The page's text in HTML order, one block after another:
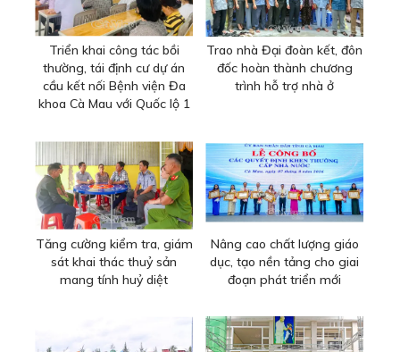
Triển khai công tác bồi
thường, tái định cư dự án
cầu kết nối Bệnh viện Đa
khoa Cà Mau với Quốc lộ 1
Trao nhà Đại đoàn kết, đôn
đốc hoàn thành chương
trình hỗ trợ nhà ở
Tăng cường kiểm tra, giám
sát khai thác thuỷ sản
mang tính huỷ diệt
Nâng cao chất lượng giáo
dục, tạo nền tảng cho giai
đoạn phát triển mới